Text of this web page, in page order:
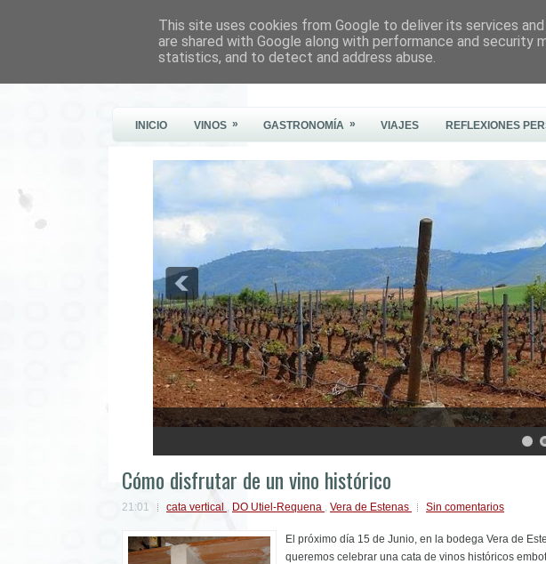
Este Vino Me Gusta
INICIO VINOS » GASTRONOMÍA » VIAJES REFLEXIONES
Cómo disfrutar de un vino histórico
21:01 cata vertical , DO Utiel-Requena , Vera de Estenas Sin comentarios
El próximo día 15 de Junio, en la bodega Vera de
queremos celebrar una cata de vinos históricos
This site uses cookies from Google to deliver its services
are shared with Google along with performance and
statistics, and to detect and address abuse.